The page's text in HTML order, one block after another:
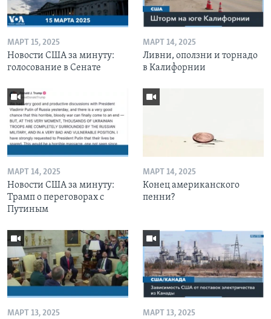
МАРТ 15, 2025
Новости США за минуту:
голосование в Сенате
МАРТ 14, 2025
Ливни, оползни и торнадо
в Калифорнии
МАРТ 14, 2025
Новости США за минуту:
Трамп о переговорах с
Путиным
МАРТ 14, 2025
Конец американского
пенни?
МАРТ 13, 2025 МАРТ 13, 2025